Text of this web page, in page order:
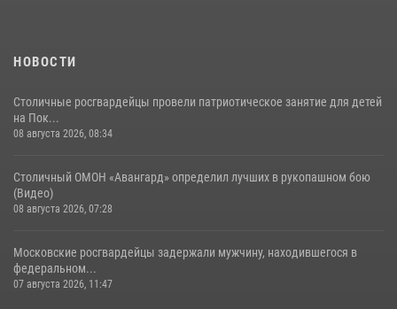
НОВОСТИ
Столичные росгвардейцы провели патриотическое занятие для детей
на Пок...
08 августа 2026, 08:34
Столичный ОМОН «Авангард» определил лучших в рукопашном бою
(Видео)
08 августа 2026, 07:28
Московские росгвардейцы задержали мужчину, находившегося в
федеральном...
07 августа 2026, 11:47